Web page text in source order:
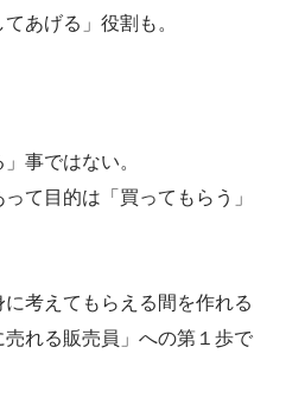
あげる」役割も。
事ではない。
て目的は「買ってもらう」
考えてもらえる間を作れる
れる販売員」への第１歩で